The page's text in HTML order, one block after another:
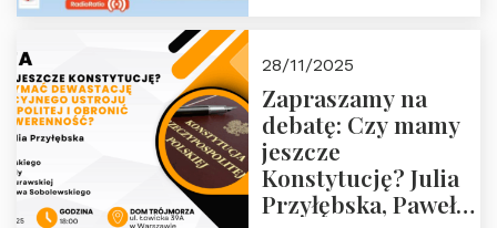
28/11/2025
Zapraszamy na
debatę: Czy mamy
jeszcze
Konstytucję? Julia
Przyłębska, Paweł